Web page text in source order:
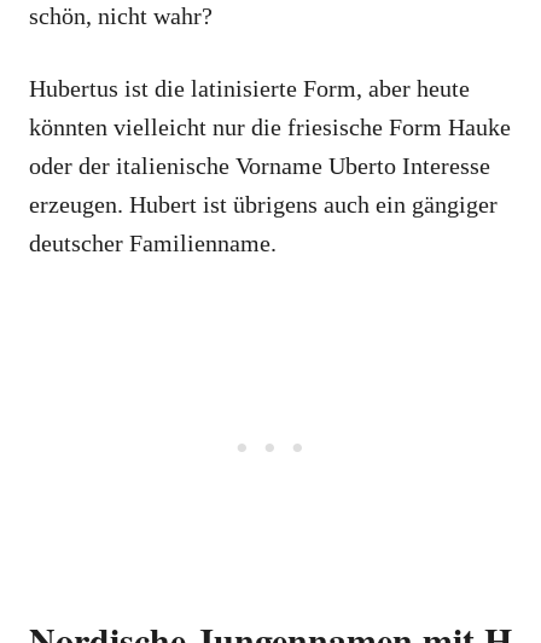
schön, nicht wahr?
Hubertus ist die latinisierte Form, aber heute
könnten vielleicht nur die friesische Form Hauke
oder der italienische Vorname Uberto Interesse
erzeugen. Hubert ist übrigens auch ein gängiger
deutscher Familienname.